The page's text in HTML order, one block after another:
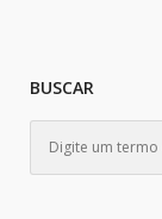
BUSCAR